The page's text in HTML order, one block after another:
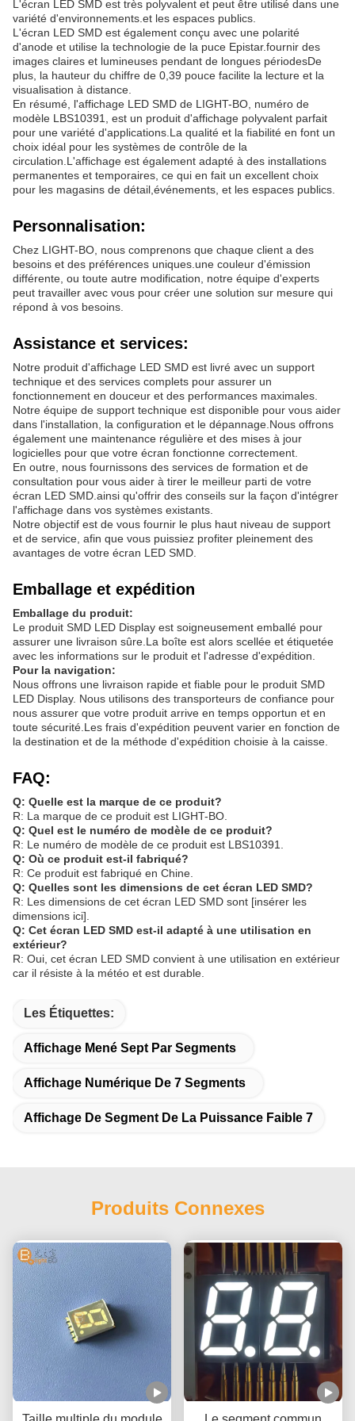
L'écran LED SMD est très polyvalent et peut être utilisé dans une
variété d'environnements.et les espaces publics.
L'écran LED SMD est également conçu avec une polarité
d'anode et utilise la technologie de la puce Epistar.fournir des
images claires et lumineuses pendant de longues périodesDe
plus, la hauteur du chiffre de 0,39 pouce facilite la lecture et la
visualisation à distance.
En résumé, l'affichage LED SMD de LIGHT-BO, numéro de
modèle LBS10391, est un produit d'affichage polyvalent parfait
pour une variété d'applications.La qualité et la fiabilité en font un
choix idéal pour les systèmes de contrôle de la
circulation.L'affichage est également adapté à des installations
permanentes et temporaires, ce qui en fait un excellent choix
pour les magasins de détail,événements, et les espaces publics.
Personnalisation:
Chez LIGHT-BO, nous comprenons que chaque client a des
besoins et des préférences uniques.une couleur d'émission
différente, ou toute autre modification, notre équipe d'experts
peut travailler avec vous pour créer une solution sur mesure qui
répond à vos besoins.
Assistance et services:
Notre produit d'affichage LED SMD est livré avec un support
technique et des services complets pour assurer un
fonctionnement en douceur et des performances maximales.
Notre équipe de support technique est disponible pour vous aider
dans l'installation, la configuration et le dépannage.Nous offrons
également une maintenance régulière et des mises à jour
logicielles pour que votre écran fonctionne correctement.
En outre, nous fournissons des services de formation et de
consultation pour vous aider à tirer le meilleur parti de votre
écran LED SMD.ainsi qu'offrir des conseils sur la façon d'intégrer
l'affichage dans vos systèmes existants.
Notre objectif est de vous fournir le plus haut niveau de support
et de service, afin que vous puissiez profiter pleinement des
avantages de votre écran LED SMD.
Emballage et expédition
Emballage du produit:
Le produit SMD LED Display est soigneusement emballé pour
assurer une livraison sûre.La boîte est alors scellée et étiquetée
avec les informations sur le produit et l'adresse d'expédition.
Pour la navigation:
Nous offrons une livraison rapide et fiable pour le produit SMD
LED Display. Nous utilisons des transporteurs de confiance pour
nous assurer que votre produit arrive en temps opportun et en
toute sécurité.Les frais d'expédition peuvent varier en fonction de
la destination et de la méthode d'expédition choisie à la caisse.
FAQ:
Q: Quelle est la marque de ce produit?
R: La marque de ce produit est LIGHT-BO.
Q: Quel est le numéro de modèle de ce produit?
R: Le numéro de modèle de ce produit est LBS10391.
Q: Où ce produit est-il fabriqué?
R: Ce produit est fabriqué en Chine.
Q: Quelles sont les dimensions de cet écran LED SMD?
R: Les dimensions de cet écran LED SMD sont [insérer les
dimensions ici].
Q: Cet écran LED SMD est-il adapté à une utilisation en
extérieur?
R: Oui, cet écran LED SMD convient à une utilisation en extérieur
car il résiste à la météo et est durable.
Les Étiquettes:
Affichage Mené Sept Par Segments
Affichage Numérique De 7 Segments
Affichage De Segment De La Puissance Faible 7
Produits Connexes